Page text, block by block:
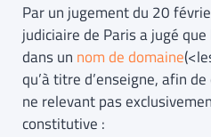
Par un jugement du 20
judiciaire de Paris a jugé que
dans un nom de domaine
qu’à titre d’enseigne, afin
ne relevant pas
constitutive :